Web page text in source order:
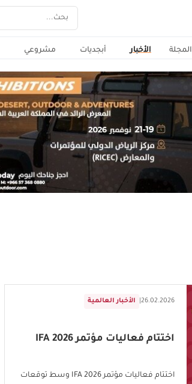
المجلة الأخبار أبجديات مشروعي
الأخبار العالمية 26.02.2026
اختتام فعاليات مؤتمر IFA 2026
اختتام فعاليات مؤتمر IFA 2026 وسط توقعات